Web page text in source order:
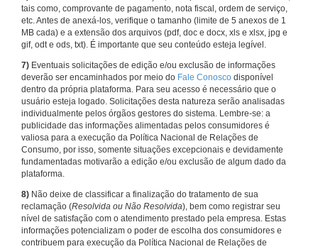
tais como, comprovante de pagamento, nota fiscal, ordem de serviço,
etc. Antes de anexá-los, verifique o tamanho (limite de 5 anexos de 1
MB cada) e a extensão dos arquivos (pdf, doc e docx, xls e xlsx, jpg e
gif, odt e ods, txt). É importante que seu conteúdo esteja legível.
7) Eventuais solicitações de edição e/ou exclusão de informações
deverão ser encaminhados por meio do Fale Conosco disponível
dentro da própria plataforma. Para seu acesso é necessário que o
usuário esteja logado. Solicitações desta natureza serão analisadas
individualmente pelos órgãos gestores do sistema. Lembre-se: a
publicidade das informações alimentadas pelos consumidores é
valiosa para a execução da Política Nacional de Relações de
Consumo, por isso, somente situações excepcionais e devidamente
fundamentadas motivarão a edição e/ou exclusão de algum dado da
plataforma.
8) Não deixe de classificar a finalização do tratamento de sua
reclamação (Resolvida ou Não Resolvida), bem como registrar seu
nível de satisfação com o atendimento prestado pela empresa. Estas
informações potencializam o poder de escolha dos consumidores e
contribuem para execução da Política Nacional de Relações de